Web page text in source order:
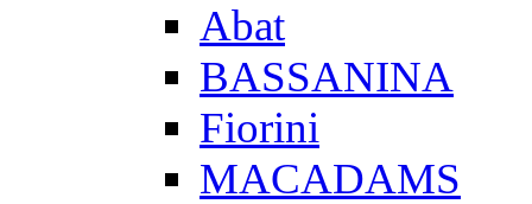
Abat
BASSANINA
Fiorini
MACADAMS